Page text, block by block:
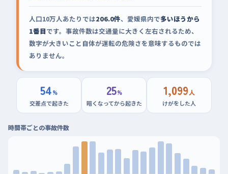
人口10万人あたりでは206.0件、愛媛県内で多いほうから
1番目です。事故件数は交通量に大きく左右されるため、
数字が大きいこと自体が運転の危険さを意味するものでは
ありません。
54%
交差点で起きた
25%
暗くなってから起きた
1,099人
けがをした人
時間帯ごとの事故件数